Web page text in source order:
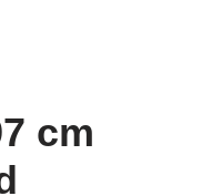
cm